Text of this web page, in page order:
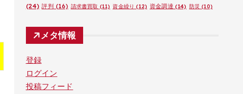
(24) 評判 (16) 請求書買取 (11) 資金繰り (12) 資金調達 (14) 防災 (10)
メタ情報
登録
ログイン
投稿フィード